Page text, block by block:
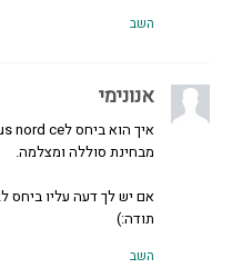
השב
אנונימי
מבחינת סוללה ומצלמה.
אם יש לך דעה עליו ביחס לone plus nord 2 אשמח גם.
תודה:)
השב